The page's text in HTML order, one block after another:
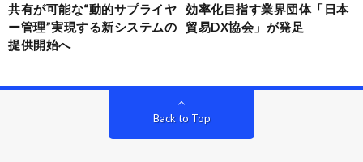
共有が可能な“動的サプライヤ
ー管理”実現する新システムの
提供開始へ
効率化目指す業界団体「日本
貿易DX協会」が発足
Back to Top